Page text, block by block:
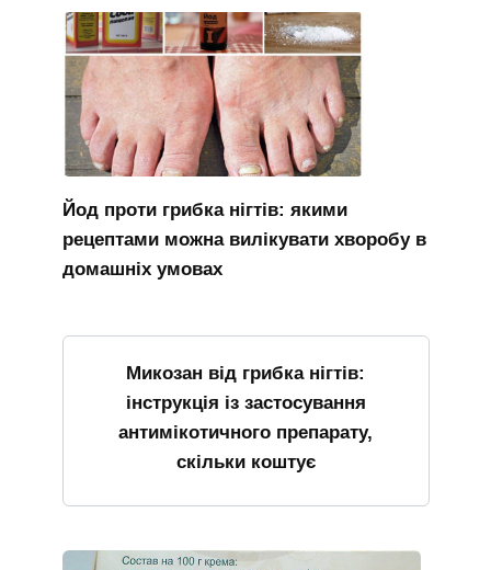
Йод проти грибка нігтів: якими
рецептами можна вилікувати хворобу в
домашніх умовах
Микозан від грибка нігтів:
інструкція із застосування
антимікотичного препарату,
скільки коштує